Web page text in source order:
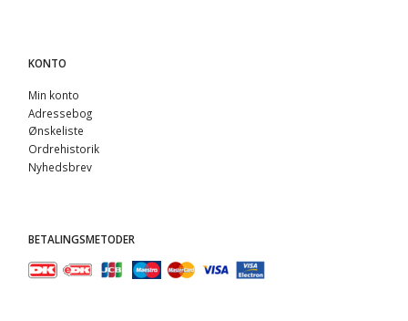
KONTO
Min konto
Adressebog
Ønskeliste
Ordrehistorik
Nyhedsbrev
BETALINGSMETODER